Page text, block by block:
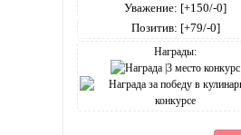
Уважение: [+150/-0]
Позитив: [+79/-0]
Награды: